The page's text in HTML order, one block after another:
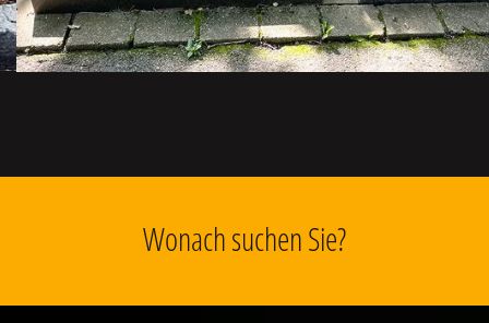
Wonach suchen Sie?